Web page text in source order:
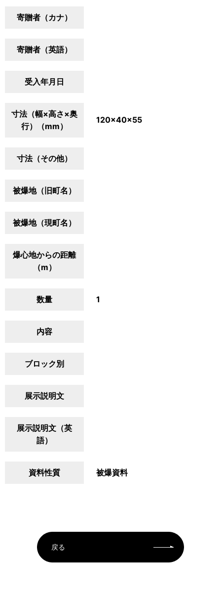
寄贈者（カナ）
寄贈者（英語）
受入年月日
寸法（幅×高さ×奥
行）（mm）
120×40×55
寸法（その他）
被爆地（旧町名）
被爆地（現町名）
爆心地からの距離
（m）
数量 1
内容
ブロック別
展示説明文
展示説明文（英
語）
資料性質 被爆資料
戻る